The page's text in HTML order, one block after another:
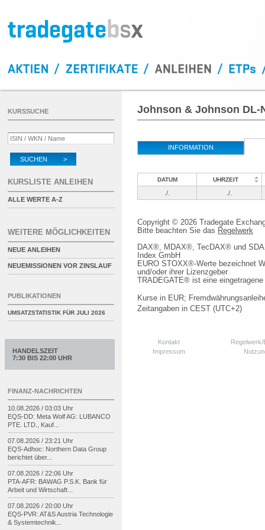
Johnson & Johnson DL-
INFORMATION
DATUM UHRZEIT
./. ./.
Copyright © 2026 Tradegate
Bitte beachten Sie das Regelwerk
DAX®, MDAX®, TecDAX® und
Index GmbH
EURO STOXX®-Werte bezeichnet
und/oder ihrer Lizenzgeber
TRADEGATE® ist eine
Kurse in EUR;
Zeitangaben in CEST (UTC+2)
Kontakt
Impressum
KURSSUCHE
SUCHEN >
KURSLISTE ANLEIHEN
ALLE WERTE A-Z
WEITERE MÖGLICHKEITEN
NEUE ANLEIHEN
NEUEMISSIONEN VOR ZINSLAUF
PUBLIKATIONEN
UMSATZSTATISTIK FÜR JULI 2026
HANDELSZEIT
7:30 BIS 22:00 UHR
FINANZ-NACHRICHTEN
10.08.2026 / 03:03 Uhr
EQS-DD: Meta Wolf AG: LUBANCO
PTE. LTD., Kauf...
07.08.2026 / 23:21 Uhr
EQS-Adhoc: Northern Data Group
berichtet über...
07.08.2026 / 22:06 Uhr
PTA-AFR: BAWAG P.S.K. Bank für
Arbeit und Wirtschaft...
07.08.2026 / 20:00 Uhr
EQS-PVR: AT&S Austria Technologie
& Systemtechnik...